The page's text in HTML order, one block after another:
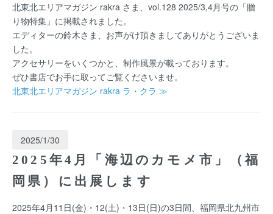
北東北エリアマガジン rakra さま、vol.128 2025/3,4月号の「贈
り物特集」に掲載されました。
エディターの鈴木さま、お声がけ頂きましてありがとうございま
した。
アクセサリーをいくつかと、制作風景が載っております。
ぜひ書店でお手に取ってご覧くださいませ。
北東北エリアマガジン rakra ラ・クラ ≫
2025/1/30
2025年4月「海辺のカモメ市」（福
岡県）に出展します
2025年4月11日(金)・12(土)・13日(日)の3日間、福岡県北九州市